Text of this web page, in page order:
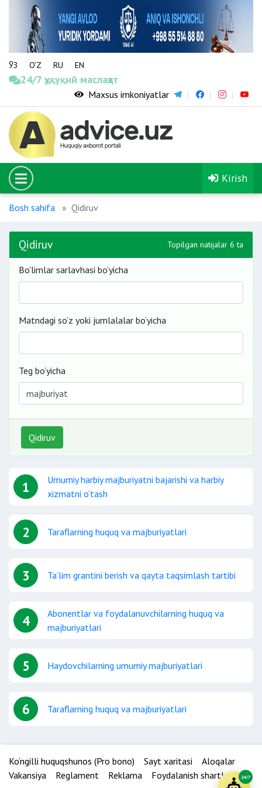
ЎЗ O‘Z RU EN
24/7 ҳуқуқий маслаҳат
Maxsus imkoniyatlar
Kirish
Bosh sahifa Qidiruv
Qidiruv Topilgan natijalar 6 ta
Bo'limlar sarlavhasi bo’yicha
Matndagi so‘z yoki jumlalalar bo‘yicha
Teg bo‘yicha
Qidiruv
1
Umumiy harbiy majburiyatni bajarishi va harbiy
xizmatni o‘tash
2 Taraflarning huquq va majburiyatlari
3 Ta’lim grantini berish va qayta taqsimlash tartibi
4
Abonentlar va foydalanuvchilarning huquq va
majburiyatlari
5 Haydovchilarning umumiy majburiyatlari
6 Taraflarning huquq va majburiyatlari
Ko‘ngilli huquqshunos (Pro bono) Sayt xaritasi
Aloqalar
Vakansiya
Reglament Reklama Foydalanish shartlari 24/7